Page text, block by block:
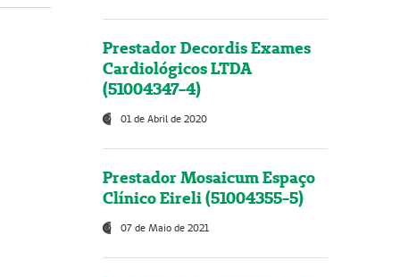
Prestador Decordis Exames
Cardiológicos LTDA
(51004347-4)
01 de Abril de 2020
Prestador Mosaicum Espaço
Clínico Eireli (51004355-5)
07 de Maio de 2021